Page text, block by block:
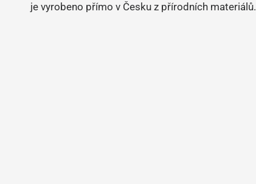
je vyrobeno přímo v Česku z přírodních materiálů.